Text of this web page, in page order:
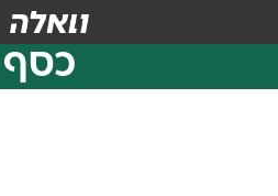
כסף